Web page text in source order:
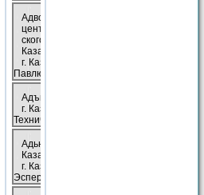
Адво­кат­ский
центр При­волж­
ско­го рай­о­на*/,
Казань
г. Казань, ул.
Павлюхина, 85
Адъ­юта&, Казань
г. Казань, ул.
Техническая, 7
Адью­тен­т&*,
Казань
г. Казань, ул.
Эсперанто, 12